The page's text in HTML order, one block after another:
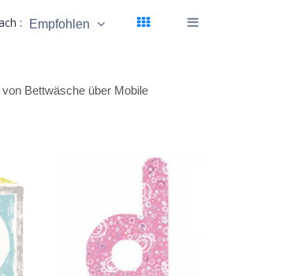
: Empfohlen
Bettwäsche über Mobile